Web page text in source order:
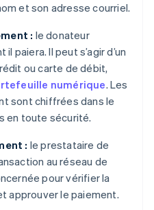
et son adresse courriel.
: le donateur
paiera. Il peut s’agir d’un
ou carte de débit,
numérique. Les
sont chiffrées dans le
en toute sécurité.
: le prestataire de
au réseau de
pour vérifier la
approuver le paiement.